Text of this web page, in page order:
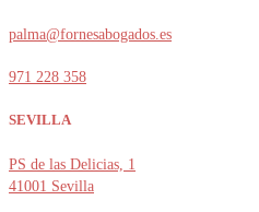
palma@fornesabogados.es
971 228 358
SEVILLA
PS de las Delicias, 1
41001 Sevilla